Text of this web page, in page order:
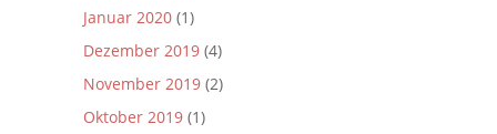
Januar 2020(1)
Dezember 2019(4)
November 2019(2)
Oktober 2019(1)